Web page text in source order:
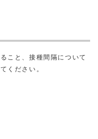
こと、接種間隔について
ください。